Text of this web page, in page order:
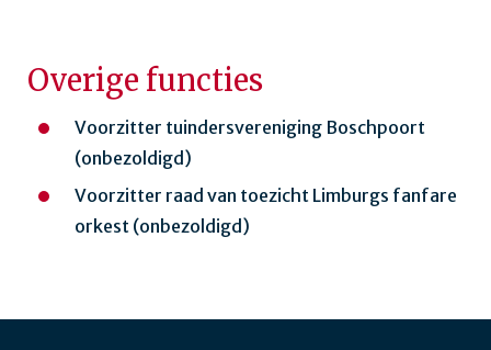
Overige functies
Voorzitter tuindersvereniging Boschpoort
(onbezoldigd)
Voorzitter raad van toezicht Limburgs fanfare
orkest (onbezoldigd)